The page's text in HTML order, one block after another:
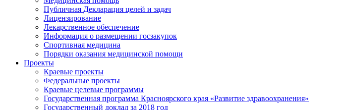
Публичная Декларация целей и задач
Лицензирование
Лекарственное обеспечение
Информация о размещении госзакупок
Спортивная медицина
Порядки оказания медицинской помощи
Проекты
Краевые проекты
Федеральные проекты
Краевые целевые программы
Государственная программа Красноярского края «Развитие здравоохранения»
Государственный доклад за 2018 год